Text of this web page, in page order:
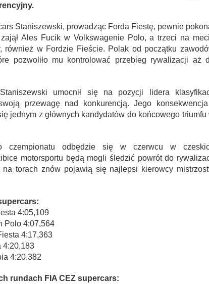
Staniszewski, prowadząc Forda Fiestę, pewnie
Ales Fucik w Volkswagenie Polo, a trzeci na
również w Fordzie Fieście. Polak od początku
pozwoliło mu kontrolować przebieg rywalizacji aż
umocnił się na pozycji lidera
przewagę nad konkurencją. Jego
jednym z głównych kandydatów do końcowego triumfu
czempionatu odbędzie się w czerwcu w
motorsportu będą mogli śledzić powrót do
torach znów pojawią się najlepsi kierowcy
4:05,109
Polo 4:07,564
4:17,363
4:20,183
4:20,382
rundach FIA CEZ supercars: